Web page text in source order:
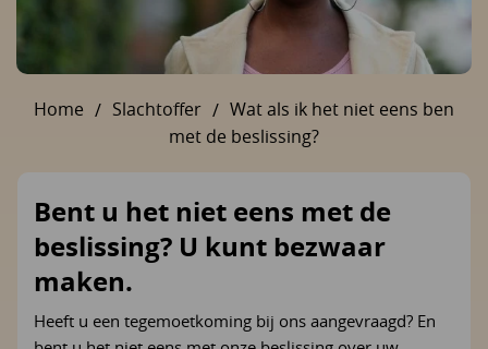
U bent hier:
Home Slachtoffer
Wat als ik het niet eens ben
met de beslissing?
Bent u het niet eens met de
beslissing? U kunt bezwaar
maken.
Heeft u een tegemoetkoming bij ons aangevraagd? En